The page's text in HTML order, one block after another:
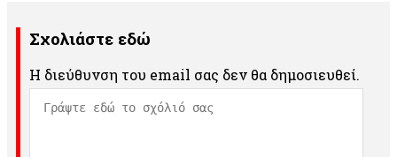
Σχολιάστε εδώ
Η διεύθυνση του email σας δεν θα δημοσιευθεί.